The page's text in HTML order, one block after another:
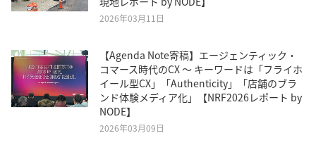
2026年03月11日
【Agenda Note寄稿】エージェンティック・
コマース時代のCX 〜 キーワードは「フライホ
イール型CX」「Authenticity」「店舗のブラ
ンド体験メディア化」【NRF2026レポート by
NODE】
2026年03月09日